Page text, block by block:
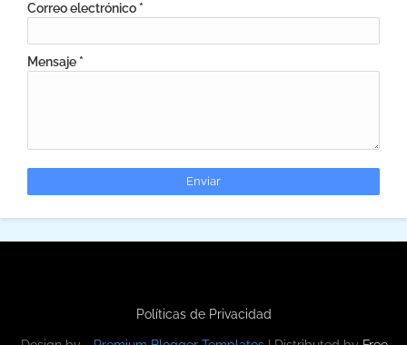
Correo electrónico *
Mensaje *
Políticas de Privacidad